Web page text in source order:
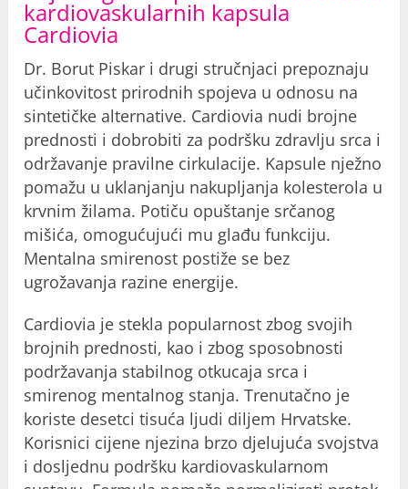
kardiovaskularnih kapsula
Cardiovia
Dr. Borut Piskar i drugi stručnjaci prepoznaju
učinkovitost prirodnih spojeva u odnosu na
sintetičke alternative. Cardiovia nudi brojne
prednosti i dobrobiti za podršku zdravlju srca i
održavanje pravilne cirkulacije. Kapsule nježno
pomažu u uklanjanju nakupljanja kolesterola u
krvnim žilama. Potiču opuštanje srčanog
mišića, omogućujući mu glađu funkciju.
Mentalna smirenost postiže se bez
ugrožavanja razine energije.
Cardiovia je stekla popularnost zbog svojih
brojnih prednosti, kao i zbog sposobnosti
podržavanja stabilnog otkucaja srca i
smirenog mentalnog stanja. Trenutačno je
koriste desetci tisuća ljudi diljem Hrvatske.
Korisnici cijene njezina brzo djelujuća svojstva
i dosljednu podršku kardiovaskularnom